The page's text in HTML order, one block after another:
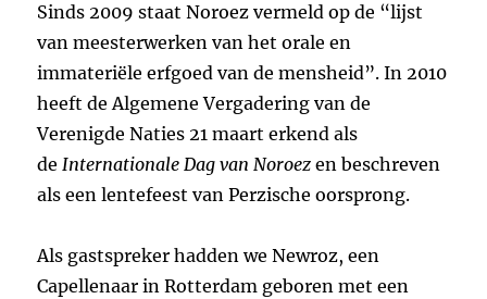
Sinds 2009 staat Noroez vermeld op de “lijst
van meesterwerken van het orale en
immateriële erfgoed van de mensheid”. In 2010
heeft de Algemene Vergadering van de
Verenigde Naties 21 maart erkend als
deInternationale Dag van Noroez en beschreven
als een lentefeest van Perzische oorsprong.
Als gastspreker hadden we Newroz, een
Capellenaar in Rotterdam geboren met een